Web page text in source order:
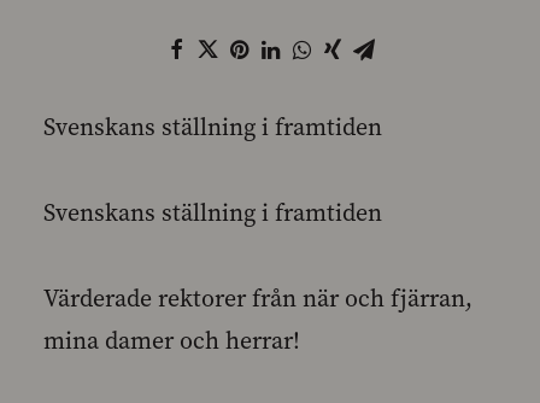
Svenskans ställning i framtiden
Svenskans ställning i framtiden
Värderade rektorer från när och fjärran,
mina damer och herrar!